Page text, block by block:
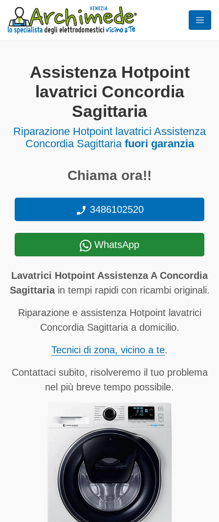
Assistenza Hotpoint
lavatrici Concordia
Sagittaria
Riparazione Hotpoint lavatrici Assistenza
Concordia Sagittaria fuori garanzia
Chiama ora!!
3486102520
WhatsApp
Lavatrici Hotpoint Assistenza A Concordia
Sagittariain tempi rapidi con ricambi originali.
Riparazione e assistenza Hotpoint lavatrici
Concordia Sagittaria a domicilio.
Tecnici di zona, vicino a te.
Contattaci subito, risolveremo il tuo problema
nel più breve tempo possibile.